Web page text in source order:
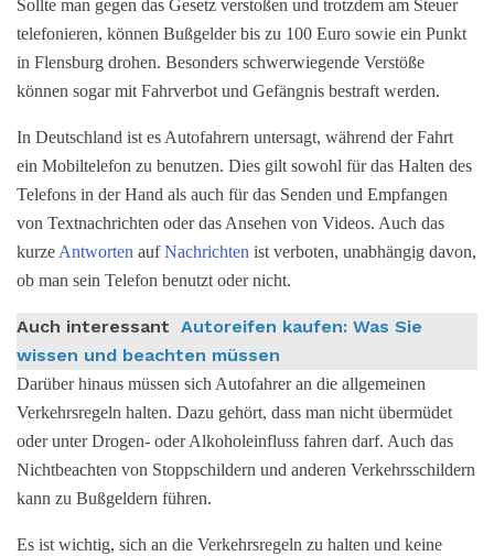
Sollte man gegen das Gesetz verstoßen und trotzdem am Steuer
telefonieren, können Bußgelder bis zu 100 Euro sowie ein Punkt
in Flensburg drohen. Besonders schwerwiegende Verstöße
können sogar mit Fahrverbot und Gefängnis bestraft werden.
In Deutschland ist es Autofahrern untersagt, während der Fahrt
ein Mobiltelefon zu benutzen. Dies gilt sowohl für das Halten des
Telefons in der Hand als auch für das Senden und Empfangen
von Textnachrichten oder das Ansehen von Videos. Auch das
kurzeAntworten aufNachrichten ist verboten, unabhängig davon,
ob man sein Telefon benutzt oder nicht.
Auch interessant Autoreifen kaufen: Was Sie
wissen und beachten müssen
Darüber hinaus müssen sich Autofahrer an die allgemeinen
Verkehrsregeln halten. Dazu gehört, dass man nicht übermüdet
oder unter Drogen- oder Alkoholeinfluss fahren darf. Auch das
Nichtbeachten von Stoppschildern und anderen Verkehrsschildern
kann zu Bußgeldern führen.
Es ist wichtig, sich an die Verkehrsregeln zu halten und keine